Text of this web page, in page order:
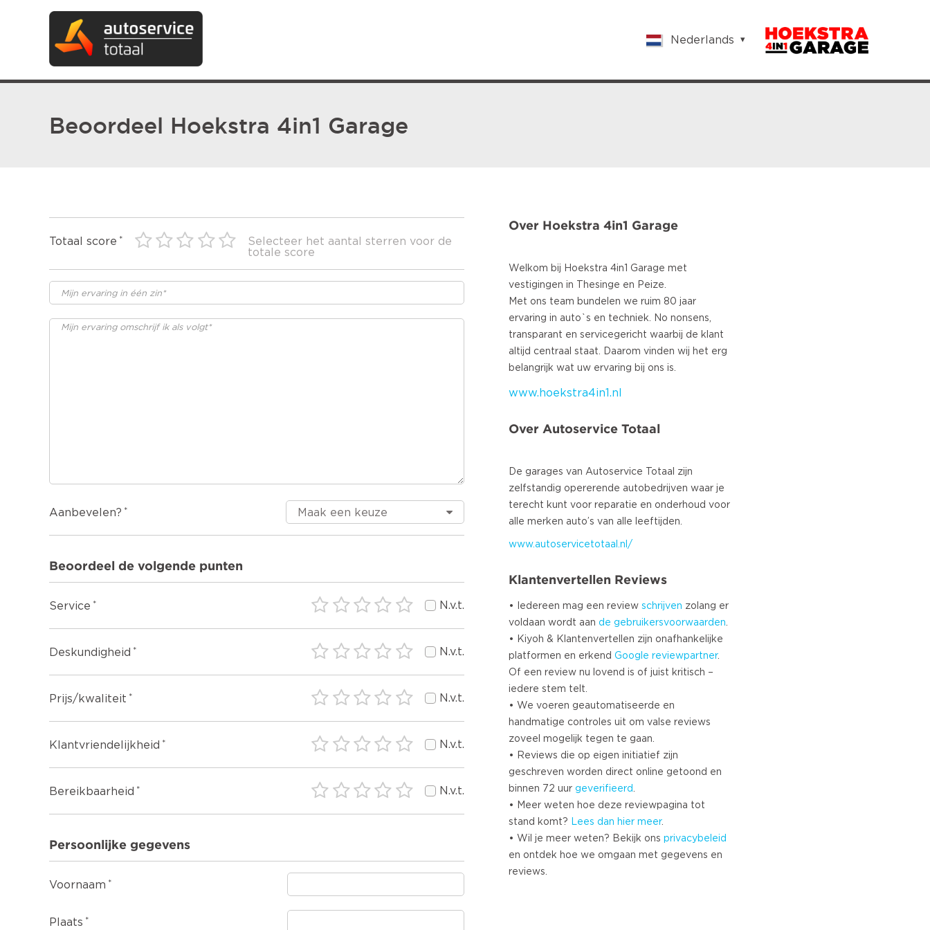
Nederlands
Nederlands
Turkish
Beoordeel Hoekstra 4in1 Garage
Totaal score
Selecteer het aantal sterren voor de
totale score
Aanbevelen?
Beoordeel de volgende punten
Service N.v.t.
Deskundigheid N.v.t.
Prijs/kwaliteit N.v.t.
Klantvriendelijkheid N.v.t.
Bereikbaarheid N.v.t.
Persoonlijke gegevens
Voornaam
Plaats
Over Hoekstra 4in1 Garage
Welkom bij Hoekstra 4in1 Garage met
vestigingen in Thesinge en Peize.
Met ons team bundelen we ruim 80 jaar
ervaring in auto`s en techniek. No nonsens,
transparant en servicegericht waarbij de klant
altijd centraal staat. Daarom vinden wij het erg
www.hoekstra4in1.nl
Over Autoservice Totaal
De garages van Autoservice Totaal zijn
zelfstandig opererende autobedrijven waar je
terecht kunt voor reparatie en onderhoud voor
www.autoservicetotaal.nl/
Klantenvertellen Reviews
• Iedereen mag een review schrijven zolang er
voldaan wordt aan de gebruikersvoorwaarden.
• Kiyoh & Klantenvertellen zijn onafhankelijke
platformen en erkend Google reviewpartner.
Of een review nu lovend is of juist kritisch –
iedere stem telt.
• We voeren geautomatiseerde en
handmatige controles uit om valse reviews
zoveel mogelijk tegen te gaan.
• Reviews die op eigen initiatief zijn
geschreven worden direct online getoond en
binnen 72 uur geverifieerd.
• Meer weten hoe deze reviewpagina tot
stand komt? Lees dan hier meer.
• Wil je meer weten? Bekijk ons privacybeleid
en ontdek hoe we omgaan met gegevens en
reviews.